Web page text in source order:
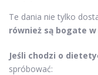
Te dania nie tylko
również są bogate w
Jeśli chodzi o
spróbować: